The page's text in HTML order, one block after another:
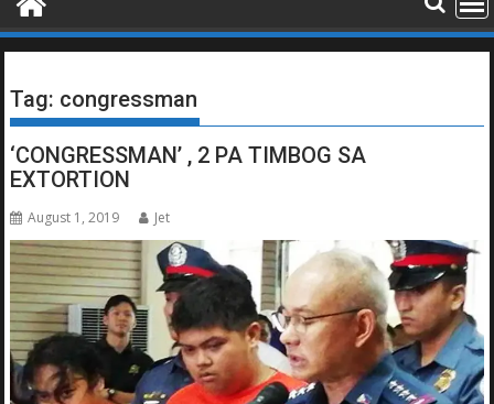
Tag: congressman
‘CONGRESSMAN’ , 2 PA TIMBOG SA
EXTORTION
August 1, 2019 Jet